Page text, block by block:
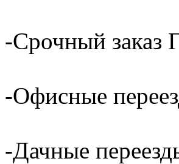
-Срочный заказ
-Офисные
-Дачные